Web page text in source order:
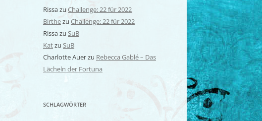
Rissazu Challenge: 22 für 2022
Birthezu Challenge: 22 für 2022
Rissazu SuB
Katzu SuB
Charlotte Auerzu Rebecca Gablé – Das
Lächeln der Fortuna
SCHLAGWÖRTER